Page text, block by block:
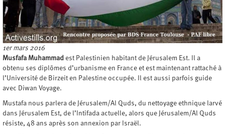
1er mars 2016
Musfafa Muhammad est Palestinien habitant de Jérusalem Est. Il a
obtenu ses diplômes d’urbanisme en France et est maintenant rattaché à
l’Université de Birzeit en Palestine occupée. Il est aussi parfois guide
avec Diwan Voyage.
Mustafa nous parlera de Jérusalem/Al Quds, du nettoyage ethnique larvé
dans Jérusalem Est, de l’Intifada actuelle, alors que Jérusalem/Al Quds
résiste, 48 ans après son annexion par Israël.